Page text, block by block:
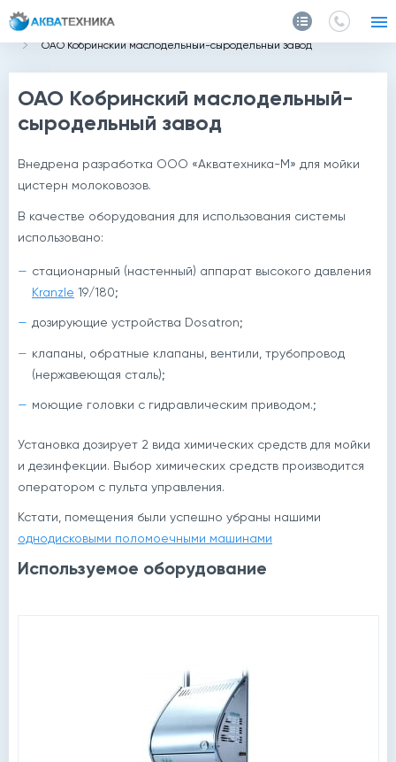
Главная
Проекты
ОАО Кобринский маслодельный-сыродельный завод
ОАО Кобринский маслодельный-
сыродельный завод
Внедрена разработка ООО «Акватехника-М» для мойки
цистерн молоковозов.
В качестве оборудования для использования системы
использовано:
стационарный (настенный) аппарат высокого давления
Kranzle 19/180;
дозирующие устройства Dosatron;
клапаны, обратные клапаны, вентили, трубопровод
(нержавеющая сталь);
моющие головки с гидравлическим приводом.;
Установка дозирует 2 вида химических средств для мойки
и дезинфекции. Выбор химических средств производится
оператором с пульта управления.
Кстати, помещения были успешно убраны нашими
однодисковыми поломоечными машинами
Используемое оборудование